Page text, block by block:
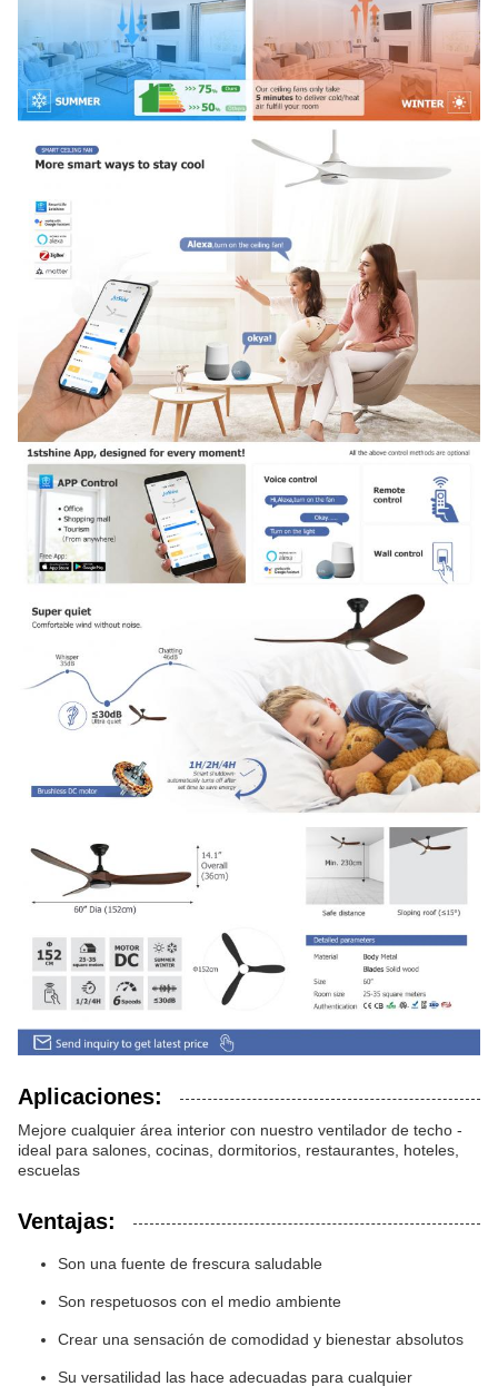
Aplicaciones:
Mejore cualquier área interior con nuestro ventilador de techo -
ideal para salones, cocinas, dormitorios, restaurantes, hoteles,
escuelas
Ventajas:
Son una fuente de frescura saludable
Son respetuosos con el medio ambiente
Crear una sensación de comodidad y bienestar absolutos
Su versatilidad las hace adecuadas para cualquier